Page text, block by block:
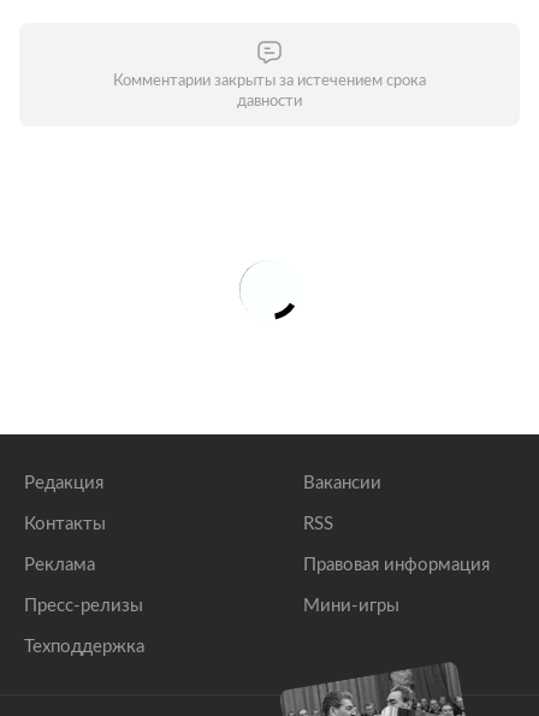
Комментарии закрыты за истечением срока
давности
Редакция
Контакты
Реклама
Пресс-релизы
Техподдержка
Вакансии
RSS
Правовая информация
Мини-игры